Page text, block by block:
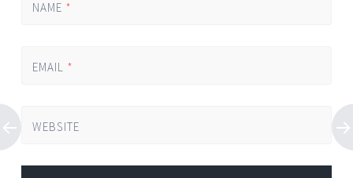
NAME *
EMAIL *
WEBSITE